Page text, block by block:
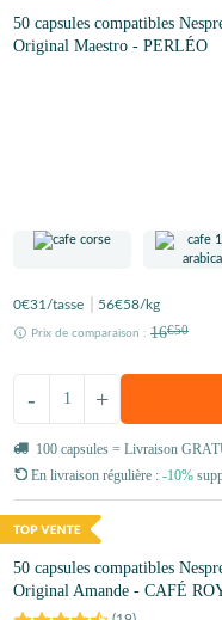
50 capsules compatibles
Original Maestro - PERLÉO
0€31 /tasse 56€58/kg
Prix de comparaison : 16€50
+
-
100 capsules = Livraison
En livraison régulière : -10%
50 capsules compatibles
Original Amande - CAFÉ